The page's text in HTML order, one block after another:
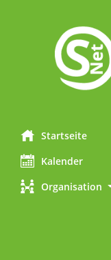
Startseite
Kalender
Organisation